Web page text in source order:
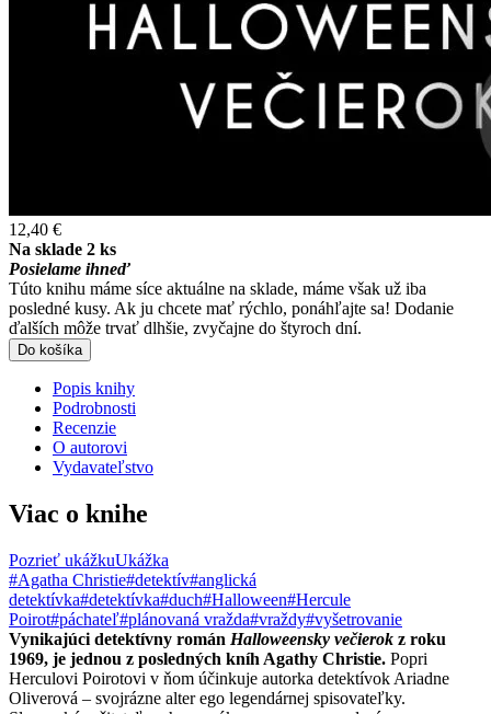
12,40 €
Na sklade 2 ks
Posielame ihneď
Túto knihu máme síce aktuálne na sklade, máme však už iba
posledné kusy. Ak ju chcete mať rýchlo, ponáhľajte sa! Dodanie
ďalších môže trvať dlhšie, zvyčajne do štyroch dní.
Do košíka
Popis knihy
Podrobnosti
Recenzie
O autorovi
Vydavateľstvo
Viac o knihe
Pozrieť ukážkuUkážka
#Agatha Christie#detektív#anglická
detektívka#detektívka#duch#Halloween#Hercule
Poirot#páchateľ#plánovaná vražda#vraždy#vyšetrovanie
Vynikajúci detektívny román Halloweensky večierok z roku
1969, je jednou z posledných kníh Agathy Christie. Popri
Herculovi Poirotovi v ňom účinkuje autorka detektívok Ariadne
Oliverová – svojrázne alter ego legendárnej spisovateľky.